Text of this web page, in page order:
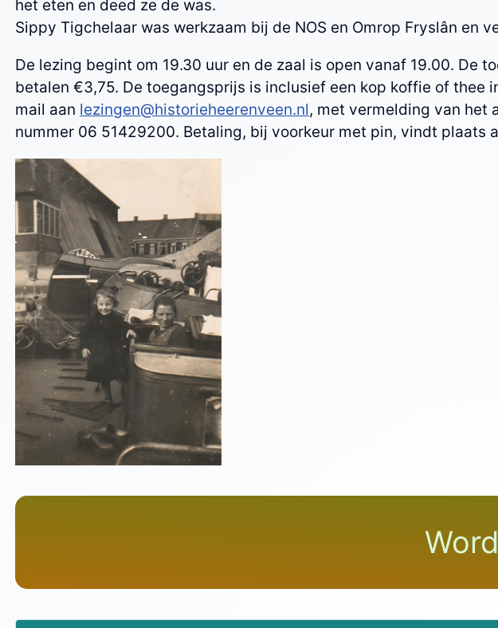
het eten en deed ze de was.
Sippy Tigchelaar was werkzaam bij de NOS en Omrop Fryslân en
De lezing begint om 19.30 uur en de zaal is open vanaf 19.00.
betalen €3,75. De toegangsprijs is inclusief een kop koffie of thee
mail aan lezingen@historieheerenveen.nl, met vermelding van het
nummer 06 51429200. Betaling, bij voorkeur met pin, vindt plaats